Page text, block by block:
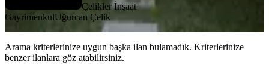
Çelikler İnşaat
GayrimenkulUğurcan Çelik
Arama kriterlerinize uygun başka ilan bulamadık. Kriterlerinize
benzer ilanlara göz atabilirsiniz.